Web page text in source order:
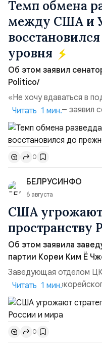
Темп обмена
между США и
уровня
Об этом заявил
Politico/
«Не хочу вдаваться в
улучшилась», — заявил
высокопоставленный
добавив, что
ракет большой
удары вглубь
ключом к позитивному
Читать 1 мин.
0
БЕЛРУСИНФО
6 августа
США угрожают
пространству
Об этом заявила
партии Кореи Ким Ё
Заведующая отделом
сестра
заявление для прессы в
совместных с флотом
Томагавк.«Япония
„исключительно
Читать 1 мин.
0